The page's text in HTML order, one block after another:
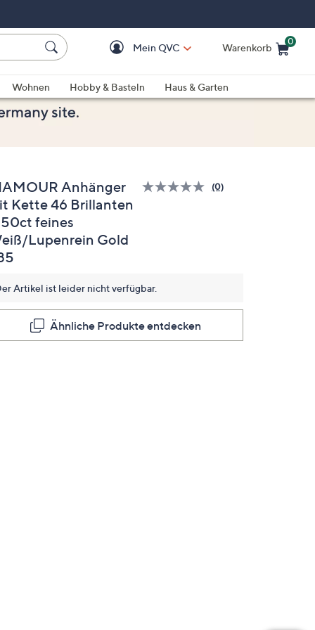
Mein QVC Warenkorb
0
Wohnen Hobby & Basteln
Haus & Garten
Anhänger
Kette 46 Brillanten
feines
Lupenrein Gold
Bisher
(0)
Artikel ist leider nicht verfügbar.
Ähnliche Produkte entdecken